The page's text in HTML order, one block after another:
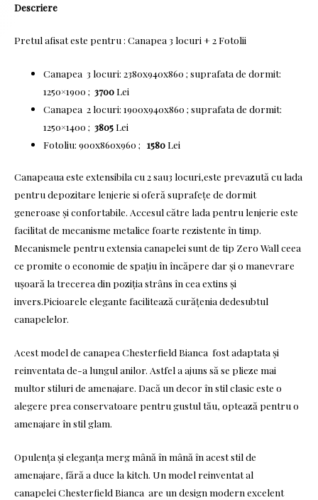
Descriere
Pretul afisat este pentru : Canapea 3 locuri + 2 Fotolii
Canapea 3 locuri: 2380x940x860 ; suprafata de dormit:
1250×1900 ;3700Lei
Canapea 2 locuri: 1900x940x860 ; suprafata de dormit:
1250×1400 ;3805Lei
Fotoliu: 900x860x960 ;1580Lei
Canapeaua este extensibila cu 2 sau3 locuri,este prevazută cu lada
pentru depozitare lenjerie si oferă suprafețe de dormit
generoase și confortabile. Accesul către lada pentru lenjerie este
facilitat de mecanisme metalice foarte rezistente în timp.
Mecanismele pentru extensia canapelei sunt de tip Zero Wall ceea
ce promite o economie de spațiu în încăpere dar și o manevrare
ușoară la trecerea din poziția strâns în cea extins și
invers.Picioarele elegante facilitează curățenia dedesubtul
canapelelor.
Acest model de canapea Chesterfield Bianca fost adaptata și
reinventata de-a lungul anilor. Astfel a ajuns să se plieze mai
multor stiluri de amenajare. Dacă un decor în stil clasic este o
alegere prea conservatoare pentru gustul tău, optează pentru o
amenajare în stil glam.
Opulența și eleganța merg mână în mână în acest stil de
amenajare, fără a duce la kitch. Un model reinventat al
canapelei Chesterfield Bianca are un design modern excelent